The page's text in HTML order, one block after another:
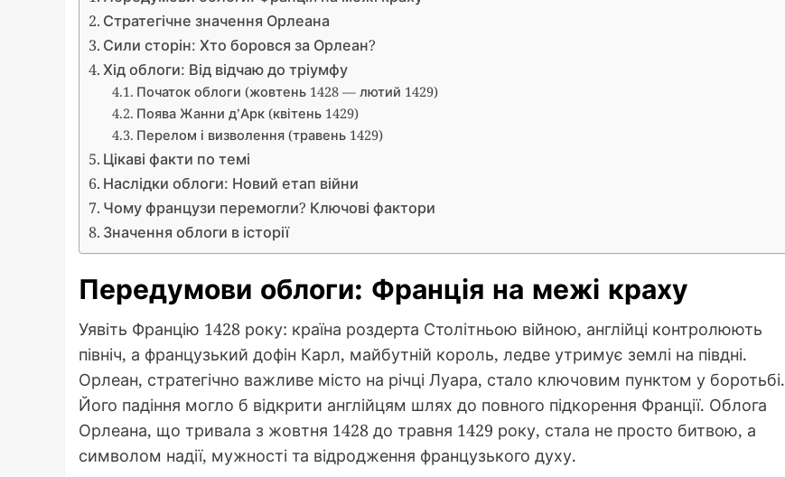
Стратегічне значення Орлеана
Сили сторін: Хто боровся за Орлеан?
Хід облоги: Від відчаю до тріумфу
Початок облоги (жовтень 1428 — лютий 1429)
Поява Жанни д’Арк (квітень 1429)
Перелом і визволення (травень 1429)
Цікаві факти по темі
Наслідки облоги: Новий етап війни
Чому французи перемогли? Ключові фактори
Значення облоги в історії
Передумови облоги: Франція на межі краху
Уявіть Францію 1428 року: країна роздерта Столітньою війною, англійці контролюють
північ, а французький дофін Карл, майбутній король, ледве утримує землі на півдні.
Орлеан, стратегічно важливе місто на річці Луара, стало ключовим пунктом у боротьбі.
Його падіння могло б відкрити англійцям шлях до повного підкорення Франції. Облога
Орлеана, що тривала з жовтня 1428 до травня 1429 року, стала не просто битвою, а
символом надії, мужності та відродження французького духу.